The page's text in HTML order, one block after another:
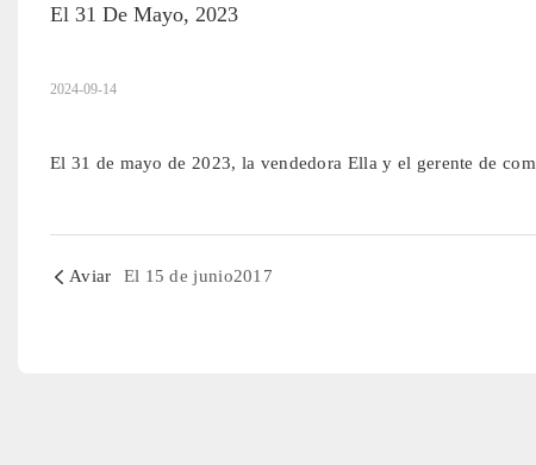
El 31 De Mayo, 2023
2024-09-14
El 31 de mayo de 2023, la vendedora Ella y el gerente de
Aviar El 15 de junio2017